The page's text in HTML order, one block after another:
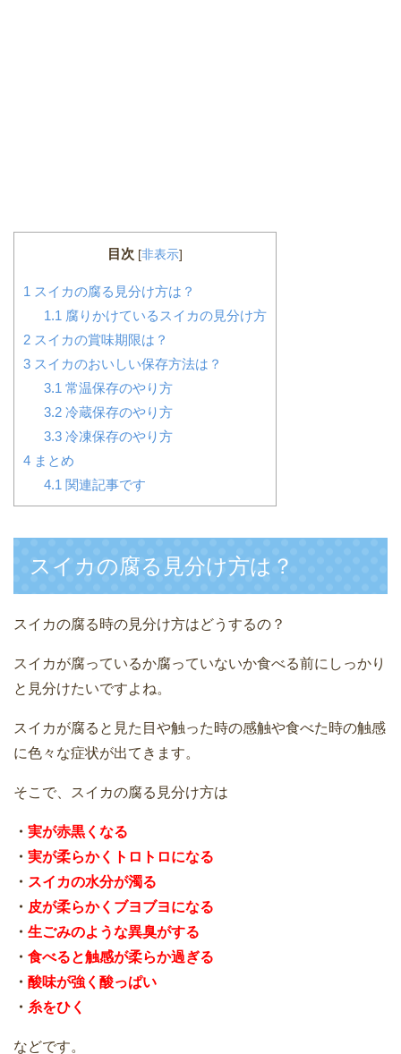
目次 [非表示]
1 スイカの腐る見分け方は？
1.1 腐りかけているスイカの見分け方
2 スイカの賞味期限は？
3 スイカのおいしい保存方法は？
3.1 常温保存のやり方
3.2冷蔵保存のやり方
3.3冷凍保存のやり方
4 まとめ
4.1 関連記事です
スイカの腐る見分け方は？
スイカの腐る時の見分け方はどうするの？
スイカが腐っているか腐っていないか食べる前にしっかり
と見分けたいですよね。
スイカが腐ると見た目や触った時の感触や食べた時の触感
に色々な症状が出てきます。
そこで、スイカの腐る見分け方は
・ 実が赤黒くなる
・ 実が柔らかくトロトロになる
・ スイカの水分が濁る
・ 皮が柔らかくブヨブヨになる
・ 生ごみのような異臭がする
・ 食べると触感が柔らか過ぎる
・ 酸味が強く酸っぱい
・ 糸をひく
などです。